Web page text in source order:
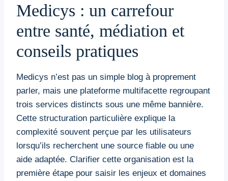
Medicys : un carrefour
entre santé, médiation et
conseils pratiques
Medicys n’est pas un simple blog à proprement
parler, mais une plateforme multifacette regroupant
trois services distincts sous une même bannière.
Cette structuration particulière explique la
complexité souvent perçue par les utilisateurs
lorsqu’ils recherchent une source fiable ou une
aide adaptée. Clarifier cette organisation est la
première étape pour saisir les enjeux et domaines